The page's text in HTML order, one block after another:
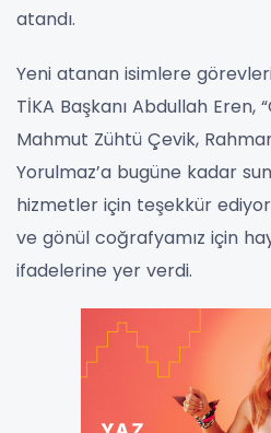
atandı.
Yeni atanan isimlere
TİKA Başkanı Abdullah Eren,
Mahmut Zühtü Çevik,
Yorulmaz’a bugüne kadar
hizmetler için teşekkür
ve gönül coğrafyamız için
ifadelerine yer verdi.